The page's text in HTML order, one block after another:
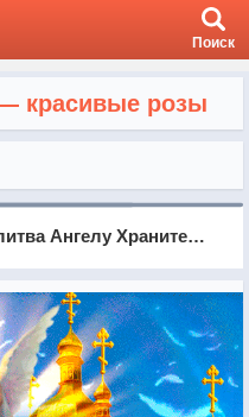
Поиск
красивые розы
Юлия Славянская - Молитва Ангелу Хранителю